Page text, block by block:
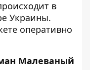
в
Украины.
оперативно
Малеваный